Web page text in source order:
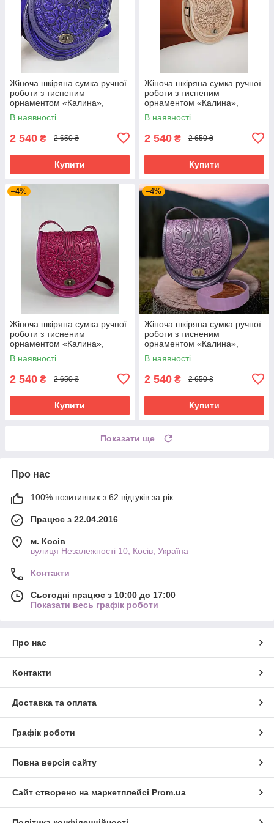
Жіноча шкіряна сумка ручної
роботи з тисненим
орнаментом «Калина»,
ультрамаринова сумка з
натуральної шкіри, 20*21*8
В наявності
2 540 ₴ 2 650 ₴
Купити
Жіноча шкіряна сумка ручної
роботи з тисненим
орнаментом «Калина»,
бежева сумка з натуральної
шкіри, 20*21*8 см
В наявності
2 540 ₴ 2 650 ₴
Купити
–4%
Жіноча шкіряна сумка ручної
роботи з тисненим
орнаментом «Калина»,
рожева (фуксія) сумка з
натуральної шкіри, 20*21*8
В наявності
2 540 ₴ 2 650 ₴
Купити
–4%
Жіноча шкіряна сумка ручної
роботи з тисненим
орнаментом «Калина»,
фіолетова сумка з
натуральної шкіри, 20*21*8
В наявності
2 540 ₴ 2 650 ₴
Купити
Показати ще
Про нас
100% позитивних з 62 відгуків за рік
Працює з 22.04.2016
м. Косів
вулиця Незалежності 10, Косів, Україна
Контакти
Сьогодні працює з 10:00 до 17:00
Показати весь графік роботи
Про нас
Контакти
Доставка та оплата
Графік роботи
Повна версія сайту
Сайт створено на маркетплейсі Prom.ua